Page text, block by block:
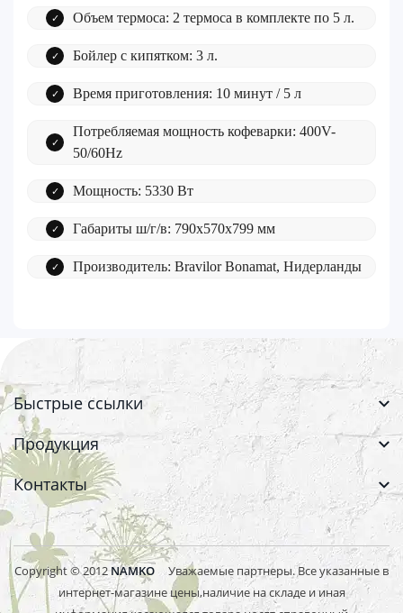
Объем термоса: 2 термоса в комплекте по 5 л.
Бойлер с кипятком: 3 л.
Время приготовления: 10 минут / 5 л
Потребляемая мощность кофеварки: 400V-
50/60Hz
Мощность: 5330 Вт
Габариты ш/г/в: 790х570х799 мм
Производитель: Bravilor Bonamat, Нидерланды
Быстрые ссылки
Продукция
Контакты
Copyright © 2012 NAMKO Уважаемые партнеры. Все указанные в
интернет-магазине цены,наличие на складе и иная